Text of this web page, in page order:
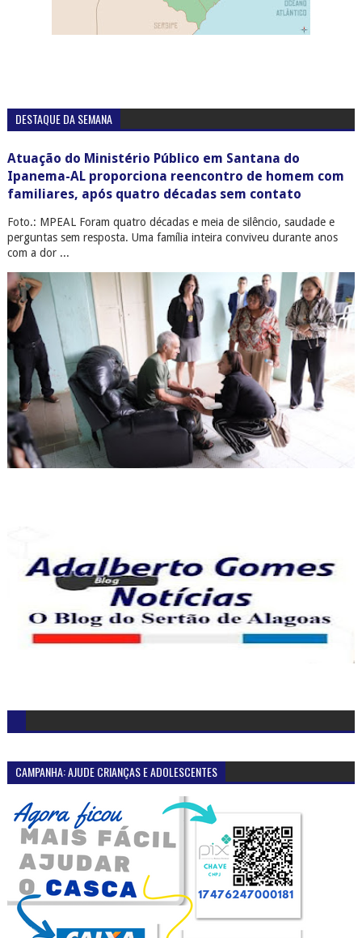
DESTAQUE DA SEMANA
Atuação do Ministério Público em Santana do
Ipanema-AL proporciona reencontro de homem com
familiares, após quatro décadas sem contato
Foto.: MPEAL Foram quatro décadas e meia de silêncio, saudade e
perguntas sem resposta. Uma família inteira conviveu durante anos
com a dor ...
CAMPANHA: AJUDE CRIANÇAS E ADOLESCENTES